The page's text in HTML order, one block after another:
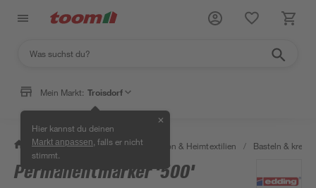
Mein Markt: Troisdorf
Hier kannst du deinen
Markt anpassen , falls er nicht
stimmt.
✕
/ Wohnen & Haushalt / Dekoration & Heimtextilien / Basteln &
Permanentmarker '500'